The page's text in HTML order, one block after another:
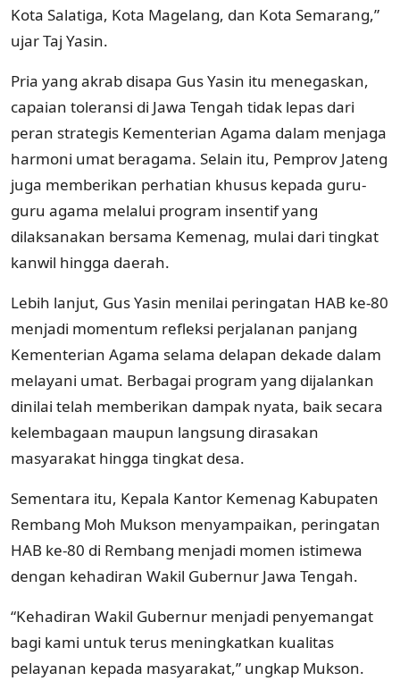
Kota Salatiga, Kota Magelang, dan Kota Semarang,”
ujar Taj Yasin.
Pria yang akrab disapa Gus Yasin itu menegaskan,
capaian toleransi di Jawa Tengah tidak lepas dari
peran strategis Kementerian Agama dalam menjaga
harmoni umat beragama. Selain itu, Pemprov Jateng
juga memberikan perhatian khusus kepada guru-
guru agama melalui program insentif yang
dilaksanakan bersama Kemenag, mulai dari tingkat
kanwil hingga daerah.
Lebih lanjut, Gus Yasin menilai peringatan HAB ke-80
menjadi momentum refleksi perjalanan panjang
Kementerian Agama selama delapan dekade dalam
melayani umat. Berbagai program yang dijalankan
dinilai telah memberikan dampak nyata, baik secara
kelembagaan maupun langsung dirasakan
masyarakat hingga tingkat desa.
Sementara itu, Kepala Kantor Kemenag Kabupaten
Rembang Moh Mukson menyampaikan, peringatan
HAB ke-80 di Rembang menjadi momen istimewa
dengan kehadiran Wakil Gubernur Jawa Tengah.
“Kehadiran Wakil Gubernur menjadi penyemangat
bagi kami untuk terus meningkatkan kualitas
pelayanan kepada masyarakat,” ungkap Mukson.